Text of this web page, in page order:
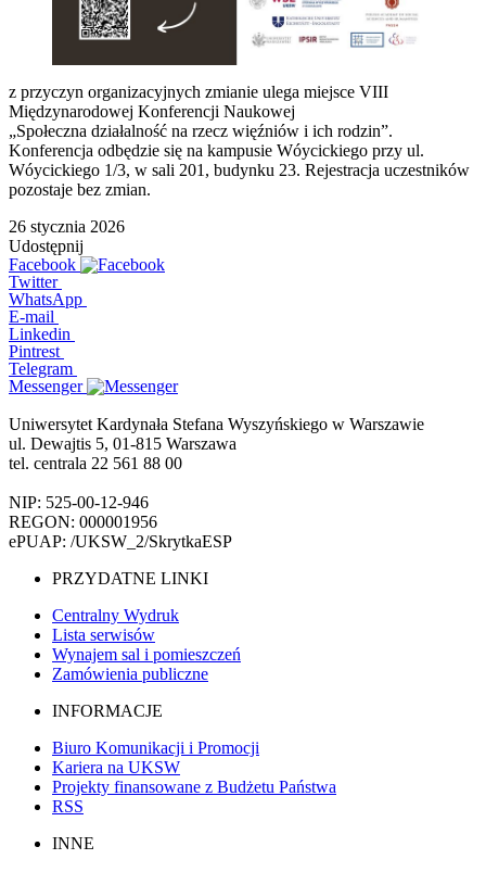
z przyczyn organizacyjnych zmianie ulega miejsce VIII
Międzynarodowej Konferencji Naukowej
„Społeczna działalność na rzecz więźniów i ich rodzin”.
Konferencja odbędzie się na kampusie Wóycickiego przy ul.
Wóycickiego 1/3, w sali 201, budynku 23. Rejestracja uczestników
pozostaje bez zmian.
26 stycznia 2026
Udostępnij
Facebook
Twitter
WhatsApp
E-mail
Linkedin
Pintrest
Telegram
Messenger
Uniwersytet Kardynała Stefana Wyszyńskiego w Warszawie
ul. Dewajtis 5, 01-815 Warszawa
tel. centrala 22 561 88 00
NIP: 525-00-12-946
REGON: 000001956
ePUAP: /UKSW_2/SkrytkaESP
PRZYDATNE LINKI
Centralny Wydruk
Lista serwisów
Wynajem sal i pomieszczeń
Zamówienia publiczne
INFORMACJE
Biuro Komunikacji i Promocji
Kariera na UKSW
Projekty finansowane z Budżetu Państwa
RSS
INNE